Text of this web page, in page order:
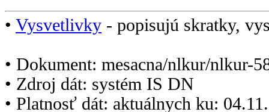
• Vysvetlivky - popisujú skratky,
• Dokument: mesacna/nlkur/nlkur-
• Zdroj dát: systém IS DN
• Platnosť dát: aktuálnych ku: